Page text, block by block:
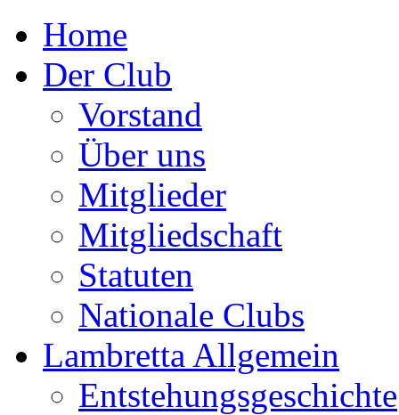
Home
Der Club
Vorstand
Über uns
Mitglieder
Mitgliedschaft
Statuten
Nationale Clubs
Lambretta Allgemein
Entstehungsgeschichte